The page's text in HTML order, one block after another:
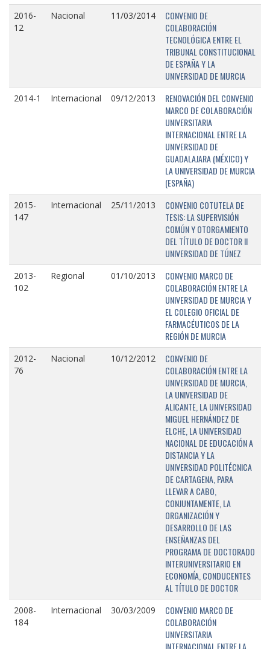
2016-
12
Nacional 11/03/2014
CONVENIO DE
COLABORACIÓN
TECNOLÓGICA ENTRE EL
TRIBUNAL CONSTITUCIONAL
DE ESPAÑA Y LA
UNIVERSIDAD DE MURCIA
2014-1 Internacional 09/12/2013
RENOVACIÓN DEL CONVENIO
MARCO DE COLABORACIÓN
UNIVERSITARIA
INTERNACIONAL ENTRE LA
UNIVERSIDAD DE
GUADALAJARA (MÉXICO) Y
LA UNIVERSIDAD DE MURCIA
(ESPAÑA)
2015-
147
Internacional 25/11/2013
CONVENIO COTUTELA DE
TESIS: LA SUPERVISIÓN
COMÚN Y OTORGAMIENTO
DEL TÍTULO DE DOCTOR II
UNIVERSIDAD DE TÚNEZ
2013-
102
Regional 01/10/2013
CONVENIO MARCO DE
COLABORACIÓN ENTRE LA
UNIVERSIDAD DE MURCIA Y
EL COLEGIO OFICIAL DE
FARMACÉUTICOS DE LA
REGIÓN DE MURCIA
2012-
76
Nacional 10/12/2012
CONVENIO DE
COLABORACIÓN ENTRE LA
UNIVERSIDAD DE MURCIA,
LA UNIVERSIDAD DE
ALICANTE, LA UNIVERSIDAD
MIGUEL HERNÁNDEZ DE
ELCHE, LA UNIVERSIDAD
NACIONAL DE EDUCACIÓN A
DISTANCIA Y LA
UNIVERSIDAD POLITÉCNICA
DE CARTAGENA, PARA
LLEVAR A CABO,
CONJUNTAMENTE, LA
ORGANIZACIÓN Y
DESARROLLO DE LAS
ENSEÑANZAS DEL
PROGRAMA DE DOCTORADO
INTERUNIVERSITARIO EN
ECONOMÍA, CONDUCENTES
AL TÍTULO DE DOCTOR
2008-
184
Internacional 30/03/2009
CONVENIO MARCO DE
COLABORACIÓN
UNIVERSITARIA
INTERNACIONAL ENTRE LA